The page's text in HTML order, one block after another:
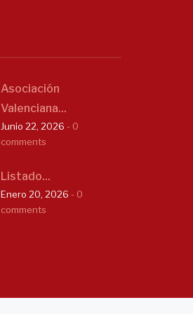
Asociación
Valenciana...
Junio 22, 2026 - 0
comments
Listado...
Enero 20, 2026 - 0
comments